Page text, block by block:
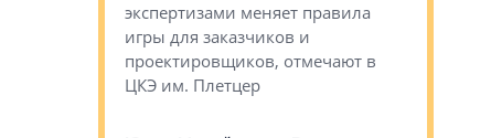
за
экспертизами меняет правила
игры для заказчиков и
проектировщиков, отмечают в
ЦКЭ им. Плетцер